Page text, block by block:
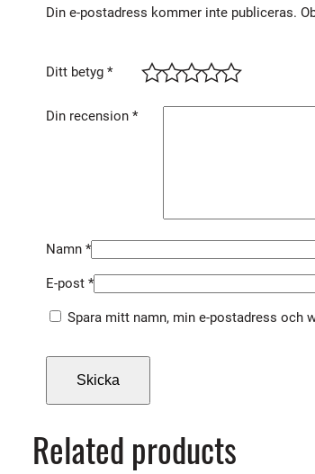
Din e-postadress kommer inte publiceras.
Ditt betyg *
Din recension *
Namn *
E-post *
Spara mitt namn, min e-postadress och
Related products